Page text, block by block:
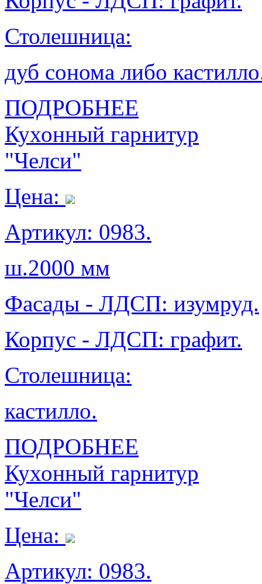
Столешница:
дуб сонома либо
ПОДРОБНЕЕ
Кухонный гарнитур
"Челси"
Цена:
Артикул: 0983.
ш.2000 мм
Фасады - ЛДСП: изумруд.
Корпус - ЛДСП: графит.
Столешница:
кастилло.
ПОДРОБНЕЕ
Кухонный гарнитур
"Челси"
Цена:
Артикул: 0983.